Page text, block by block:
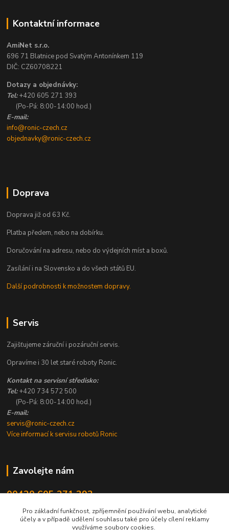
Kontaktní informace
AmiNet s.r.o.
696 71 Blatnice pod Svatým Antonínkem 119
DIČ: CZ60708221
Dotazy a objednávky:
Tel:+420 605 271 393
(Po-Pá: 8:00-14:00 hod.)
E-mail:
info@ronic-czech.cz
objednavky@ronic-czech.cz
Doprava
Doprava již od 63 Kč.
Platba předem, nebo na dobírku.
Doručování na adresu, nebo do výdejních míst a boxů.
Zasílání i na Slovensko a do všech států EU.
Další podrobnosti k možnostem dopravy.
Servis
Zajišťujeme záruční i pozáruční servis.
Opravíme i 30 let staré roboty Ronic.
Kontakt na servisní středisko:
Tel:+420 734 572 500
(Po-Pá: 8:00-14:00 hod.)
E-mail:
servis@ronic-czech.cz
Více informací k servisu robotů Ronic
Zavolejte nám
00420 605 271 393
info@ronic-czech.cz
Pro základní funkčnost, zpříjemnění používání webu, analytické
účely a v případě udělení souhlasu také pro účely cílení reklamy
využíváme soubory cookies.